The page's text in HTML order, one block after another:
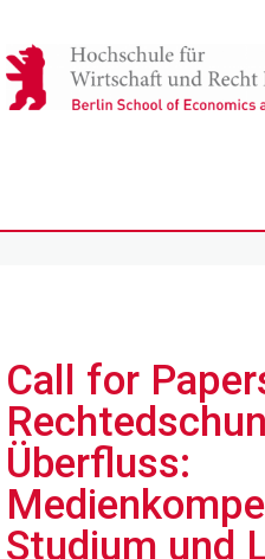
Call for
Überfluss:
Studium und